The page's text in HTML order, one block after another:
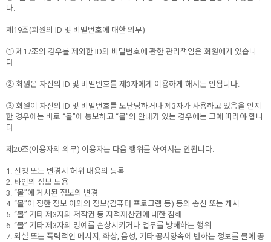
다.
제19조(회원의 ID 및 비밀번호에 대한 의무)
① 제17조의 경우를 제외한 ID와 비밀번호에 관한 관리책임은 회원에게 있습니
다.
② 회원은 자신의 ID 및 비밀번호를 제3자에게 이용하게 해서는 안됩니다.
③ 회원이 자신의 ID 및 비밀번호를 도난당하거나 제3자가 사용하고 있음을 인지
한 경우에는 바로 “몰”에 통보하고 “몰”의 안내가 있는 경우에는 그에 따라야 합니
다.
제20조(이용자의 의무) 이용자는 다음 행위를 하여서는 안됩니다.
1. 신청 또는 변경시 허위 내용의 등록
2. 타인의 정보 도용
3. “몰”에 게시된 정보의 변경
4. “몰”이 정한 정보 이외의 정보(컴퓨터 프로그램 등) 등의 송신 또는 게시
5. “몰” 기타 제3자의 저작권 등 지적재산권에 대한 침해
6. “몰” 기타 제3자의 명예를 손상시키거나 업무를 방해하는 행위
7. 외설 또는 폭력적인 메시지, 화상, 음성, 기타 공서양속에 반하는 정보를 몰에 공